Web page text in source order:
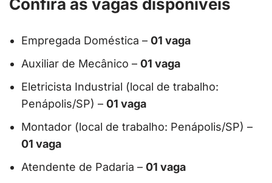
Confira as vagas disponíveis
Empregada Doméstica – 01 vaga
Auxiliar de Mecânico – 01 vaga
Eletricista Industrial (local de trabalho:
Penápolis/SP) – 01 vaga
Montador (local de trabalho: Penápolis/SP) –
01 vaga
Atendente de Padaria – 01 vaga